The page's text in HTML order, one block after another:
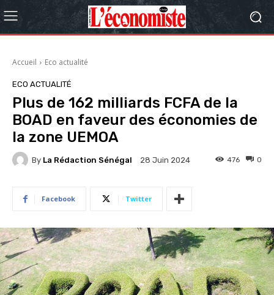
Accueil Eco actualité
ECO ACTUALITÉ
Plus de 162 milliards FCFA de la
BOAD en faveur des économies de
la zone UEMOA
By La Rédaction Sénégal 28 Juin 2024 0
476
Facebook Twitter